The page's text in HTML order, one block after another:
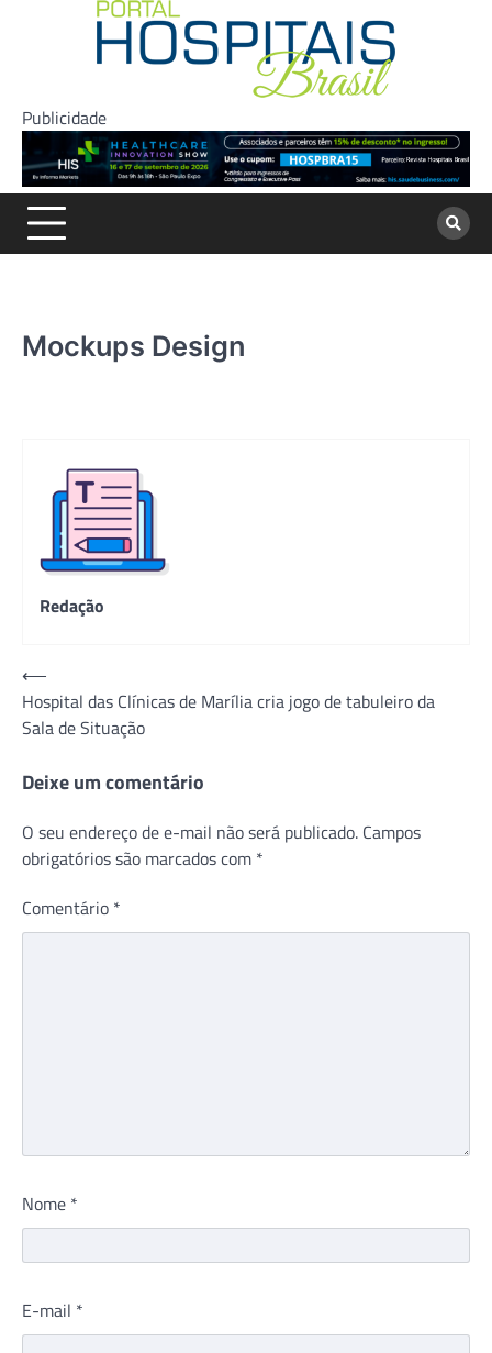
Publicidade
Mockups Design
Redação
Navegação
de
Post
⟵
Hospital das Clínicas de Marília cria jogo de tabuleiro da
Sala de Situação
Deixe um comentário
O seu endereço de e-mail não será publicado. Campos
obrigatórios são marcados com *
Comentário *
Nome *
E-mail *